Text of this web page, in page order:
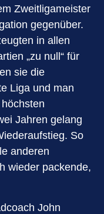
Zweitligameister
gegenüber.
in allen
„zu null“ für
sie die
Liga und man
Jahren gelang
So
anderen
wieder packende,
John